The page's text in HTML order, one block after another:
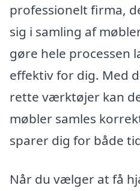
professionelt firma,
sig i samling af
gøre hele processen
effektiv for dig. Med
rette værktøjer kan
møbler samles
sparer dig for både
Når du vælger at få